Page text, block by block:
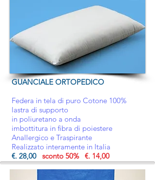
GUANCIALE ORTOPEDICO
Federa in tela di puro Cotone 100%
lastra di supporto
in poliuretano a onda
imbottitura in fibra di poiestere
Anallergico e Traspirante
Realizzato interamente in Italia
€. 28,00
sconto 50% €. 14,00